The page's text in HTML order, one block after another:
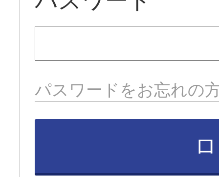
パスワードをお忘れの